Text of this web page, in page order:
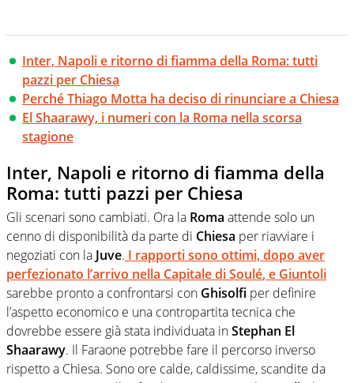
Inter, Napoli e ritorno di fiamma della Roma: tutti
pazzi per Chiesa
Perché Thiago Motta ha deciso di rinunciare a Chiesa
El Shaarawy, i numeri con la Roma nella scorsa
stagione
Inter, Napoli e ritorno di fiamma della
Roma: tutti pazzi per Chiesa
Gli scenari sono cambiati. Ora la Roma attende solo un
cenno di disponibilità da parte di Chiesa per riavviare i
negoziati con la Juve. I rapporti sono ottimi, dopo aver
perfezionato l’arrivo nella Capitale diSoulé, e Giuntoli
sarebbe pronto a confrontarsi con Ghisolfi per definire
l’aspetto economico e una contropartita tecnica che
dovrebbe essere già stata individuata inStephan El
Shaarawy. Il Faraone potrebbe fare il percorso inverso
rispetto a Chiesa. Sono ore calde, caldissime, scandite da